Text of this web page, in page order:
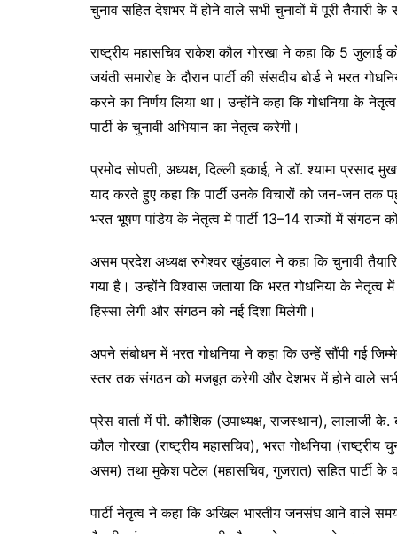
चुनाव सहित देशभर में होने वाले सभी चुनावों में पूरी तैयारी के
राष्ट्रीय महासचिव राकेश कौल गोरखा ने कहा कि 5 जुलाई
जयंती समारोह के दौरान पार्टी की संसदीय बोर्ड ने भरत
करने का निर्णय लिया था। उन्होंने कहा कि गोधनिया के
पार्टी के चुनावी अभियान का नेतृत्व करेगी।
प्रमोद सोपती, अध्यक्ष, दिल्ली इकाई, ने डॉ. श्यामा प्रसाद
याद करते हुए कहा कि पार्टी उनके विचारों को जन-जन तक
भरत भूषण पांडेय के नेतृत्व में पार्टी 13–14 राज्यों में संगठन
असम प्रदेश अध्यक्ष रुगेश्वर खुंडवाल ने कहा कि चुनावी
गया है। उन्होंने विश्वास जताया कि भरत गोधनिया के नेतृत्व
हिस्सा लेगी और संगठन को नई दिशा मिलेगी।
अपने संबोधन में भरत गोधनिया ने कहा कि उन्हें सौंपी गई
स्तर तक संगठन को मजबूत करेगी और देशभर में होने वाले
प्रेस वार्ता में पी. कौशिक (उपाध्यक्ष, राजस्थान), लालाजी
कौल गोरखा (राष्ट्रीय महासचिव), भरत गोधनिया
असम) तथा मुकेश पटेल (महासचिव, गुजरात) सहित पार्टी के
पार्टी नेतृत्व ने कहा कि अखिल भारतीय जनसंघ आने वाले